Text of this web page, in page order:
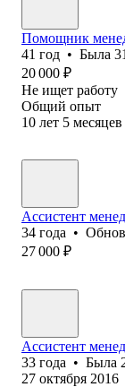
Помощник
41 год • Была
20 000 ₽
Не ищет работу
Общий опыт
10 лет 5 месяцев
Ассистент
34 года •
27 000 ₽
Ассистент
33 года • Была
27 октября 2016